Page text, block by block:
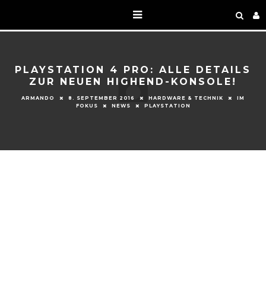
PLAYSTATION 4 PRO: ALLE DETAILS
ZUR NEUEN HIGHEND-KONSOLE!
ARMANDO 8. SEPTEMBER 2016 HARDWARE & TECHNIK
IM
FOKUS
NEWS PLAYSTATION